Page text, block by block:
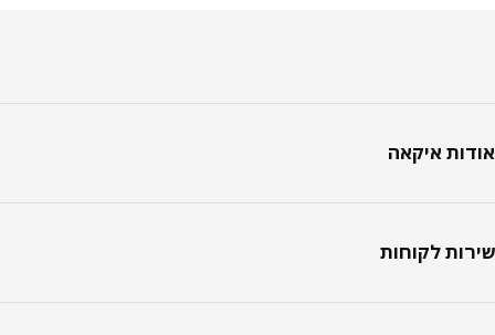
איקאה
לקוחות